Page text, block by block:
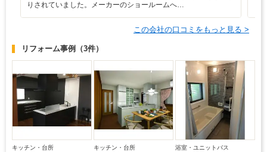
りされていました。メーカーのショールームへ…
この会社の口コミをもっと見る >
リフォーム事例 （3件）
キッチン・台所
キッチン・台所
浴室・ユニットバス